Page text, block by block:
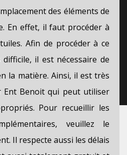
des éléments de
En effet, il faut procéder à
Afin de procéder à ce
il est nécessaire de
la matière. Ainsi, il est très
Ent Benoit qui peut utiliser
Pour recueillir les
veuillez le
Il respecte aussi les délais